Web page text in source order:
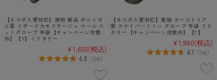
【ネコポス便対応】実物 新品 ポルトガ
ル軍 リザードカモフラージュ ウール ニ
ットグローブ 手袋【キャンペーン対象
外】【T】ミリタリー
¥1,650(税込)
4.8 （6件）
【ネコポス便対応】実物 オーストリア
軍 スナイパーミトン グローブ 手袋 ミリ
タリー【キャンペーン対象外】【T】
¥1,980(税込)
4.7 （7件）